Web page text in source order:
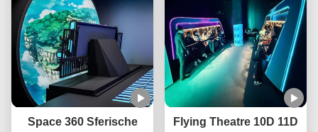
Space 360 Sferische
Flying Theatre 10D 11D